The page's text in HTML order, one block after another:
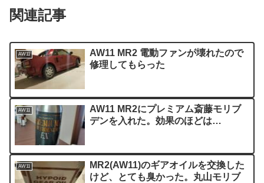
関連記事
AW11
AW11 MR2 電動ファンが壊れたので
修理してもらった
AW11
AW11 MR2にプレミアム斎藤モリブ
デンを入れた。効果のほどは…
AW11
MR2(AW11)のギアオイルを交換した
けど、とても臭かった。丸山モリブ